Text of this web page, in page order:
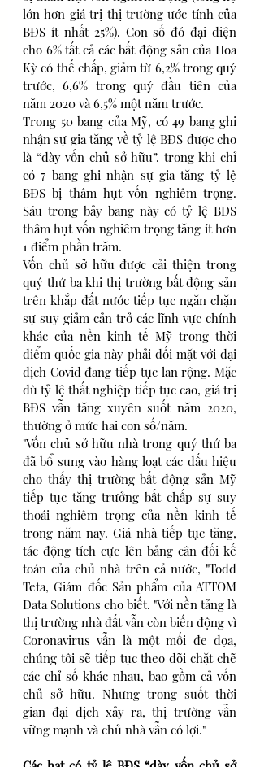
lớn hơn giá trị thị trường ước tính của
BĐS ít nhất 25%). Con số đó đại diện
cho 6% tất cả các bất động sản của Hoa
Kỳ có thế chấp, giảm từ 6,2% trong quý
trước, 6,6% trong quý đầu tiên của
năm 2020 và 6,5% một năm trước.
Trong 50 bang của Mỹ, có 49 bang ghi
nhận sự gia tăng về tỷ lệ BĐS được cho
là “dày vốn chủ sở hữu”, trong khi chỉ
có 7 bang ghi nhận sự gia tăng tỷ lệ
BĐS bị thâm hụt vốn nghiêm trọng.
Sáu trong bảy bang này có tỷ lệ BĐS
thâm hụt vốn nghiêm trọng tăng ít hơn
1 điểm phần trăm.
Vốn chủ sở hữu được cải thiện trong
quý thứ ba khi thị trường bất động sản
trên khắp đất nước tiếp tục ngăn chặn
sự suy giảm cản trở các lĩnh vực chính
khác của nền kinh tế Mỹ trong thời
điểm quốc gia này phải đối mặt với đại
dịch Covid đang tiếp tục lan rộng. Mặc
dù tỷ lệ thất nghiệp tiếp tục cao, giá trị
BĐS vẫn tăng xuyên suốt năm 2020,
thường ở mức hai con số/năm.
"Vốn chủ sở hữu nhà trong quý thứ ba
đã bổ sung vào hàng loạt các dấu hiệu
cho thấy thị trường bất động sản Mỹ
tiếp tục tăng trưởng bất chấp sự suy
thoái nghiêm trọng của nền kinh tế
trong năm nay. Giá nhà tiếp tục tăng,
tác động tích cực lên bảng cân đối kế
toán của chủ nhà trên cả nước, "Todd
Teta, Giám đốc Sản phẩm của ATTOM
Data Solutions cho biết. "Với nền tảng là
thị trường nhà đất vẫn còn biến động vì
Coronavirus vẫn là một mối đe dọa,
chúng tôi sẽ tiếp tục theo dõi chặt chẽ
các chỉ số khác nhau, bao gồm cả vốn
chủ sở hữu. Nhưng trong suốt thời
gian đại dịch xảy ra, thị trường vẫn
vững mạnh và chủ nhà vẫn có lợi."